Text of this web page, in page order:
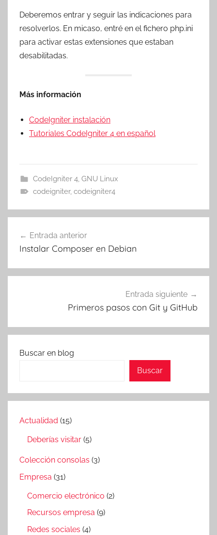
Deberemos entrar y seguir las indicaciones para
resolverlos. En micaso, entré en el fichero php.ini
para activar estas extensiones que estaban
desabilitadas.
Más información
CodeIgniter instalación
Tutoriales CodeIgniter 4 en español
CodeIgniter 4, GNU Linux
codeigniter, codeigniter4
de
Entrada anterior
Instalar Composer en Debian
Entrada siguiente
Primeros pasos con Git y GitHub
Buscar en blog
Buscar
Actualidad (15)
Deberías visitar (5)
Colección consolas (3)
Empresa (31)
Comercio electrónico (2)
Recursos empresa (9)
Redes sociales (4)